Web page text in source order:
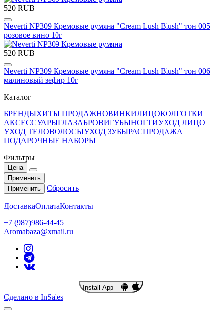
520 RUB
Neverti NP309 Кремовые румяна "Cream Lush Blush" тон 005
розовое вино 10г
520 RUB
Neverti NP309 Кремовые румяна "Cream Lush Blush" тон 006
малиновый зефир 10г
Каталог
БРЕНДЫХИТЫ ПРОДАЖНОВИНКИЛИЦОКОЛГОТКИ
АКСЕССУАРЫГЛАЗАБРОВИГУБЫНОГТИУХОД ЛИЦО
УХОД ТЕЛОВОЛОСЫУХОД ЗУБЫРАСПРОДАЖА
ПОДАРОЧНЫЕ НАБОРЫ
Фильтры
Цена
Применить
Применить
Сбросить
ДоставкаОплатаКонтакты
+7 (987)986-44-45
Aromabaza@xmail.ru
Install App
Сделано в InSales